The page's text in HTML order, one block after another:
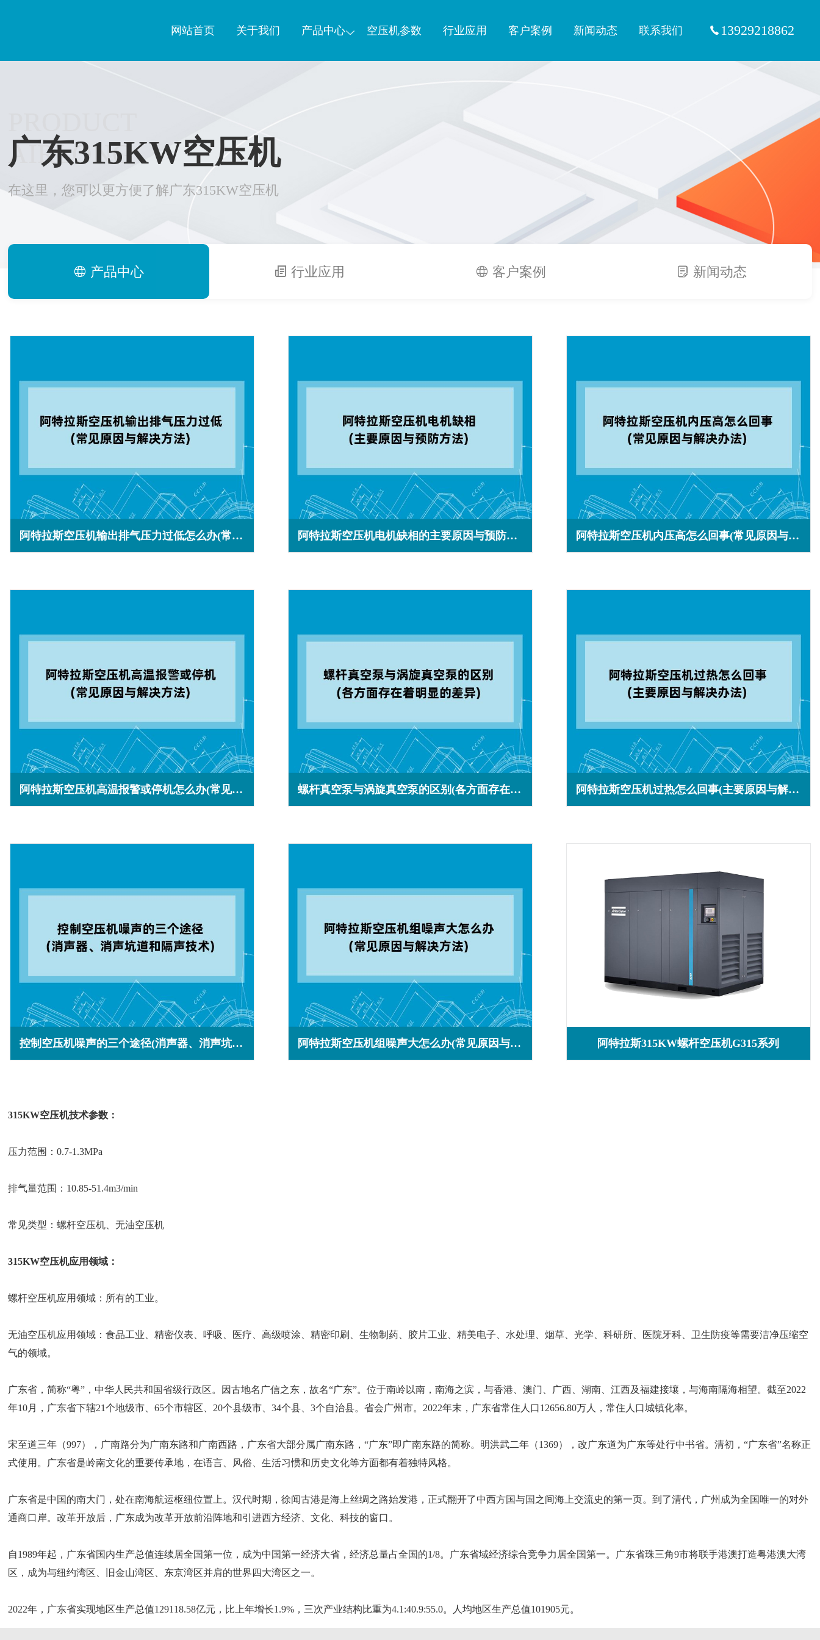
网站首页 关于我们 产品中心 空压机参数 行业应用 客户案例 新闻动态 联系我们 13929218862
AIRLONG
广东315KW空压机
在这里，您可以更方便了解广东315KW空压机
产品中心 行业应用 客户案例 新闻动态
阿特拉斯空压机输出排气压力过低怎么办(常见原因与解决方法) 阿特拉斯空压机电机缺相的主要原因与预防方法 阿特拉斯空压机内压高怎么回事(常见原因与解决办法)
阿特拉斯空压机高温报警或停机怎么办(常见原因与解决方法) 螺杆真空泵与涡旋真空泵的区别(各方面存在着明显的差异) 阿特拉斯空压机过热怎么回事(主要原因与解决办法)
控制空压机噪声的三个途径(消声器、消声坑道和隔声技术) 阿特拉斯空压机组噪声大怎么办(常见原因与解决方法) 阿特拉斯315KW螺杆空压机G315系列
315KW空压机技术参数：
压力范围：0.7-1.3MPa
排气量范围：10.85-51.4m3/min
常见类型：螺杆空压机、无油空压机
315KW空压机应用领域：
螺杆空压机应用领域：所有的工业。
无油空压机应用领域：食品工业、精密仪表、呼吸、医疗、高级喷涂、精密印刷、生物制药、胶片工业、精美电子、水处理、烟草、光学、科研所、医院牙科、卫生防疫等需要洁净压缩空
气的领域。
广东省，简称“粤”，中华人民共和国省级行政区。因古地名广信之东，故名“广东”。位于南岭以南，南海之滨，与香港、澳门、广西、湖南、江西及福建接壤，与海南隔海相望。截至2022
年10月，广东省下辖21个地级市、65个市辖区、20个县级市、34个县、3个自治县。省会广州市。2022年末，广东省常住人口12656.80万人，常住人口城镇化率。
宋至道三年（997），广南路分为广南东路和广南西路，广东省大部分属广南东路，“广东”即广南东路的简称。明洪武二年（1369），改广东道为广东等处行中书省。清初，“广东省”名称正
式使用。广东省是岭南文化的重要传承地，在语言、风俗、生活习惯和历史文化等方面都有着独特风格。
广东省是中国的南大门，处在南海航运枢纽位置上。汉代时期，徐闻古港是海上丝绸之路始发港，正式翻开了中西方国与国之间海上交流史的第一页。到了清代，广州成为全国唯一的对外
通商口岸。改革开放后，广东成为改革开放前沿阵地和引进西方经济、文化、科技的窗口。
自1989年起，广东省国内生产总值连续居全国第一位，成为中国第一经济大省，经济总量占全国的1/8。广东省域经济综合竞争力居全国第一。广东省珠三角9市将联手港澳打造粤港澳大湾
区，成为与纽约湾区、旧金山湾区、东京湾区并肩的世界四大湾区之一。
2022年，广东省实现地区生产总值129118.58亿元，比上年增长1.9%，三次产业结构比重为4.1:40.9:55.0。人均地区生产总值101905元。